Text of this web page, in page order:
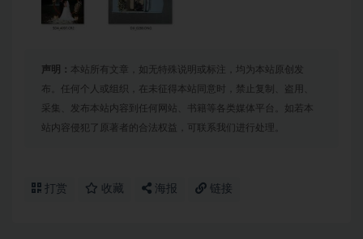
声明： 本站所有文章，如无特殊说明或标注，均为本站原创发
布。任何个人或组织，在未征得本站同意时，禁止复制、盗用、
采集、发布本站内容到任何网站、书籍等各类媒体平台。如若本
站内容侵犯了原著者的合法权益，可联系我们进行处理。
打赏 收藏 海报 链接